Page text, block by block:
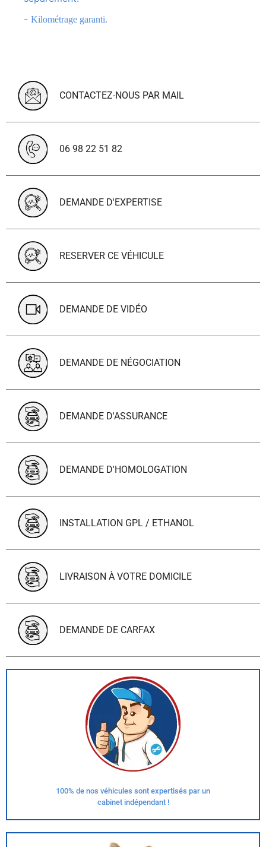
Kilométrage garanti.
CONTACTEZ-NOUS PAR MAIL
06 98 22 51 82
DEMANDE D'EXPERTISE
RESERVER CE VÉHICULE
DEMANDE DE VIDÉO
DEMANDE DE NÉGOCIATION
DEMANDE D'ASSURANCE
DEMANDE D'HOMOLOGATION
INSTALLATION GPL / ETHANOL
LIVRAISON À VOTRE DOMICILE
DEMANDE DE CARFAX
100% de nos véhicules sont expertisés par un
cabinet indépendant !